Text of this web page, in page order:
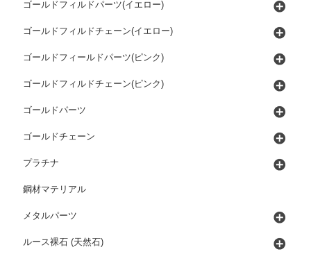
ゴールドフィルドパーツ(イエロー)
ゴールドフィルドチェーン(イエロー)
ゴールドフィールドパーツ(ピンク)
ゴールドフィルドチェーン(ピンク)
ゴールドパーツ
ゴールドチェーン
プラチナ
鋼材マテリアル
メタルパーツ
ルース裸石 (天然石)